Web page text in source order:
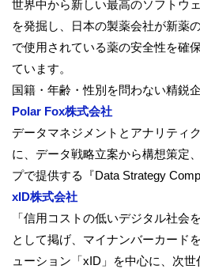
世界中から新しい最高のソフトウ
を発掘 し、日本の製薬会社が新薬
で使用されている薬の安全性を確
ています。
国籍・年齢・性別を問わない精鋭企
Polar Fox株式会社
データマネジメントとアナリティ
に、 データ戦略立案から構想策定、
プで提供する『Data Strategy
xID株式会社
「信用コストの低いデジタル社会
として掲げ、 マイナンバーカード
ューション「xID」を中心に、 次世